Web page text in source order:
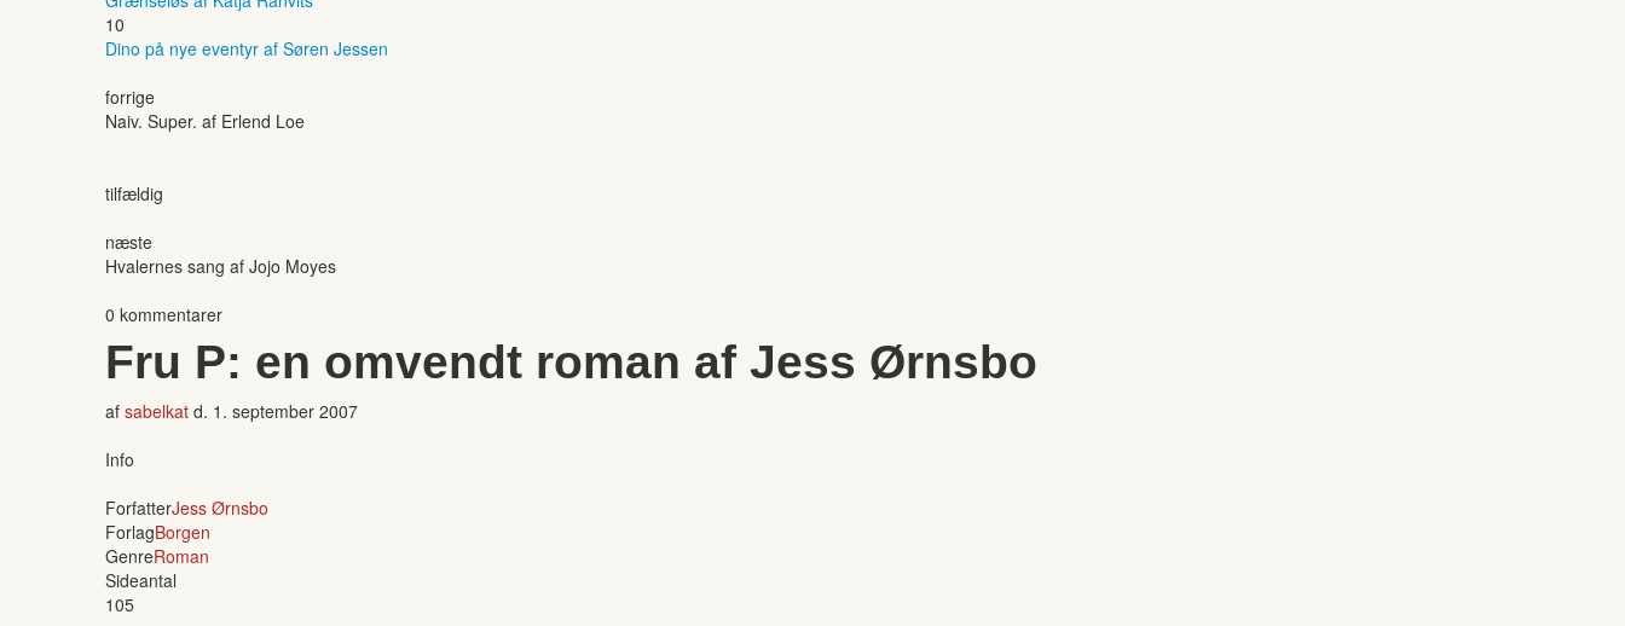
10
Dino på nye eventyr af Søren Jessen
forrige
Naiv. Super. af Erlend Loe
tilfældig
næste
Hvalernes sang af Jojo Moyes
0 kommentarer
Fru P: en omvendt roman af Jess Ørnsbo
af sabelkat d. 1. september 2007
Info
ForfatterJess Ørnsbo
ForlagBorgen
GenreRoman
Sideantal
105